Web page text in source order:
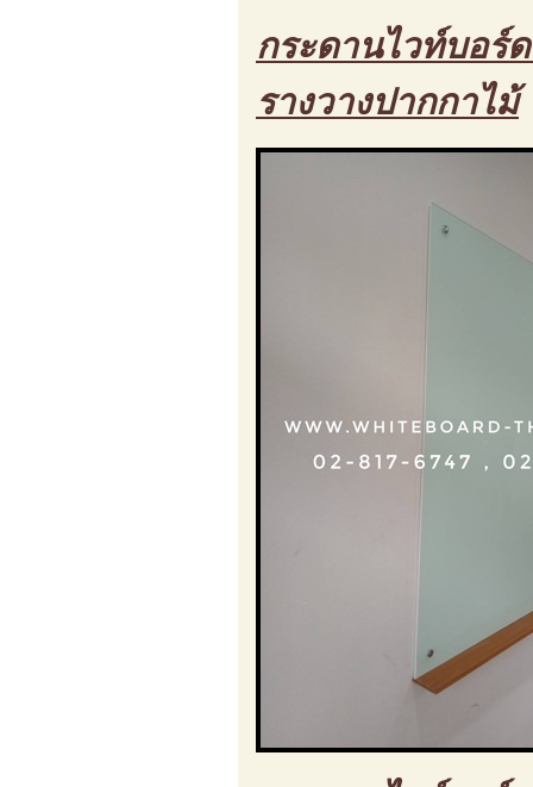
กระดานไวท์บอร์ด
รางวางปากกาไม้